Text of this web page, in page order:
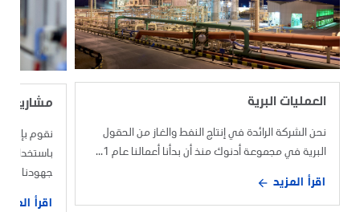
العمليات البرية
نحن الشركة الرائدة في إنتاج النفط والغاز من الحقول
البرية في مجموعة أدنوك منذ أن بدأنا أعمالنا عام 1...
اقرأ المزيد
مشاريعنا
نقوم
باستخدام
جهودنا
اقرأ المزيد